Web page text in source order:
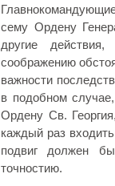
сему Ордену
другие
соображению
важности
в подобном
Ордену Св.
каждый раз
подвиг должен
точностию.